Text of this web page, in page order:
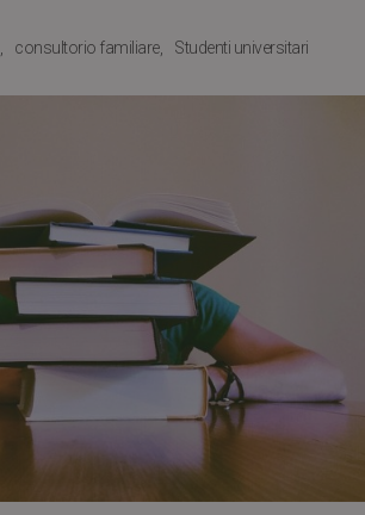
consultorio familiare Studenti universitari